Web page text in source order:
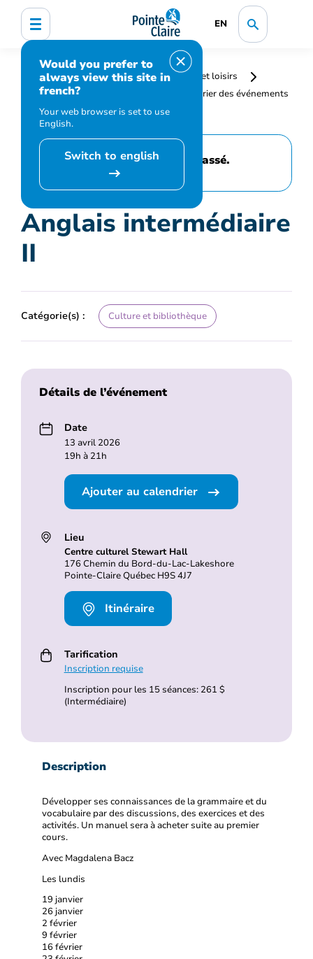
EN
Would you prefer to
always view this site in
french?
Your web browser is set to use
English.
Switch to english
Accueil
Bibliothèque, culture, sports et loisirs
Programmation et inscription
Calendrier des événements
et activités
Anglais intermédiaire II
Cet événement est passé.
Anglais intermédiaire
II
Catégorie(s) : Culture et bibliothèque
Détails de l’événement
Date
13 avril 2026
19h à 21h
Ajouter au calendrier
Lieu
Centre culturel Stewart Hall
176 Chemin du Bord-du-Lac-Lakeshore
Pointe-Claire Québec H9S 4J7
Itinéraire
Tarification
Inscription requise
Inscription pour les 15 séances: 261 $
(Intermédiaire)
Description
Développer ses connaissances de la grammaire et du
vocabulaire par des discussions, des exercices et des
activités. Un manuel sera à acheter suite au premier
cours.
Avec Magdalena Bacz
Les lundis
19 janvier
26 janvier
2 février
9 février
16 février